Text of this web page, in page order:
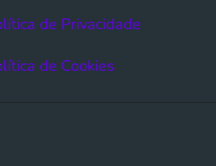
de Privacidade
de Cookies